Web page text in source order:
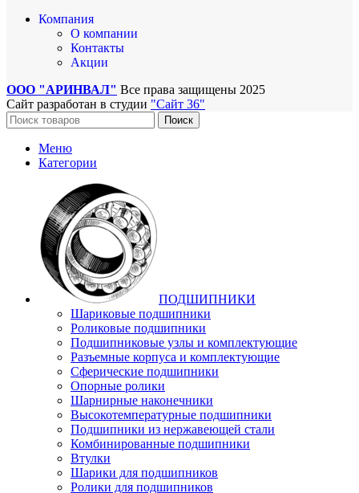
Компания
О компании
Контакты
Акции
ООО "АРИНВАЛ" Все права защищены 2025
Сайт разработан в студии "Сайт 36"
Поиск
Меню
Категории
ПОДШИПНИКИ
Шариковые подшипники
Роликовые подшипники
Подшипниковые узлы и комплектующие
Разъемные корпуса и комплектующие
Сферические подшипники
Опорные ролики
Шарнирные наконечники
Высокотемпературные подшипники
Подшипники из нержавеющей стали
Комбинированные подшипники
Втулки
Шарики для подшипников
Ролики для подшипников